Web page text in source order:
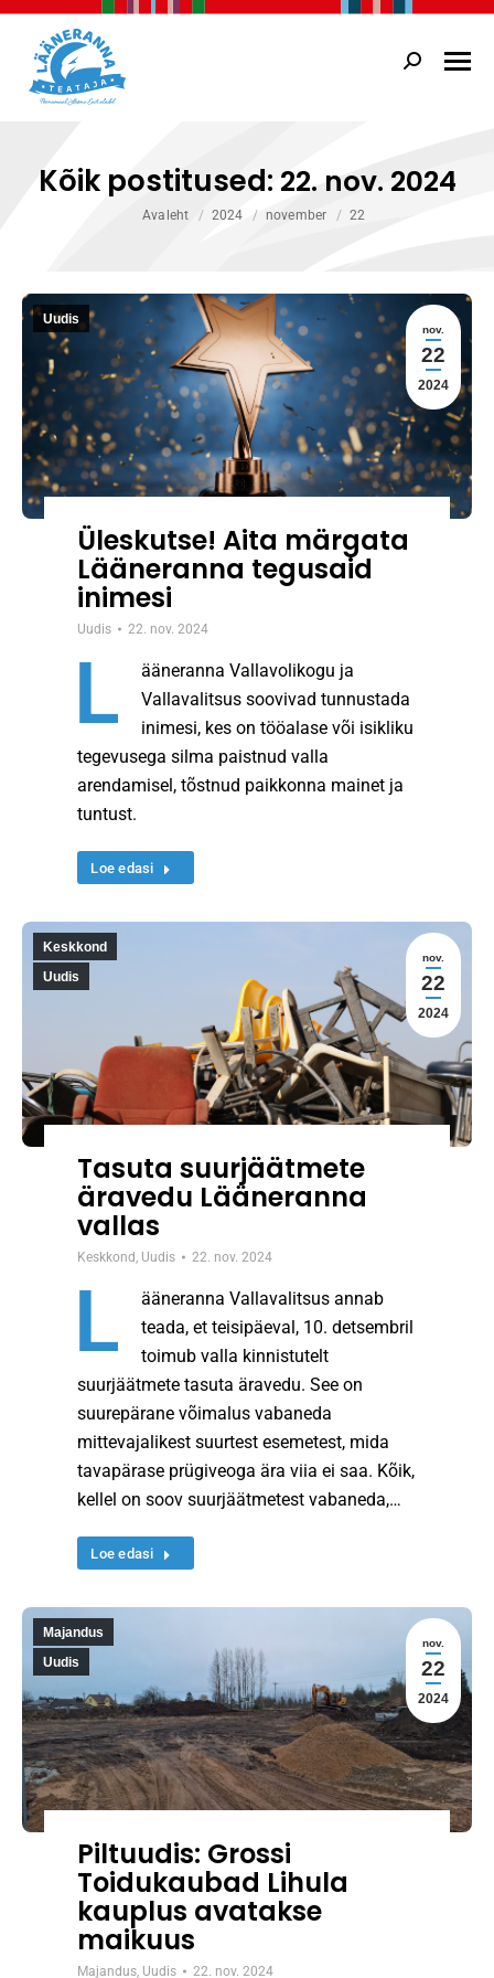
Search:
Kõik postitused: 22. nov. 2024
You are here:Avaleht 2024 november 22
nov.
22
2024
Uudis
Üleskutse! Aita märgata
Lääneranna tegusaid
inimesi
Uudis 22. nov. 2024
L
ääneranna Vallavolikogu ja
Vallavalitsus soovivad tunnustada
inimesi, kes on tööalase või isikliku
tegevusega silma paistnud valla
arendamisel, tõstnud paikkonna mainet ja
tuntust.
Loe edasi
nov.
22
2024
Keskkond
Uudis
Tasuta suurjäätmete
äravedu Lääneranna
vallas
Keskkond, Uudis 22. nov. 2024
L
ääneranna Vallavalitsus annab
teada, et teisipäeval, 10. detsembril
toimub valla kinnistutelt
suurjäätmete tasuta äravedu. See on
suurepärane võimalus vabaneda
mittevajalikest suurtest esemetest, mida
tavapärase prügiveoga ära viia ei saa. Kõik,
kellel on soov suurjäätmetest vabaneda,…
Loe edasi
nov.
22
2024
Majandus
Uudis
Piltuudis: Grossi
Toidukaubad Lihula
kauplus avatakse
maikuus
Majandus Uudis 22. nov. 2024